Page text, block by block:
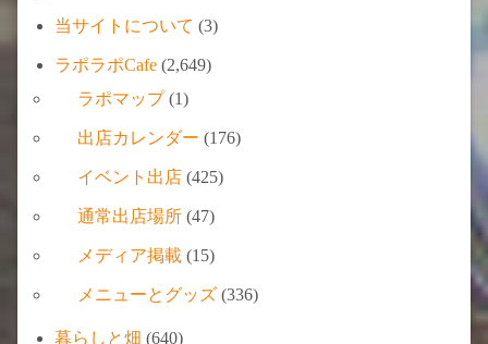
当サイトについて (3)
ラポラポCafe (2,649)
ラポマップ(1)
出店カレンダー (176)
イベント出店 (425)
通常出店場所 (47)
メディア掲載 (15)
メニューとグッズ (336)
暮らしと畑 (640)